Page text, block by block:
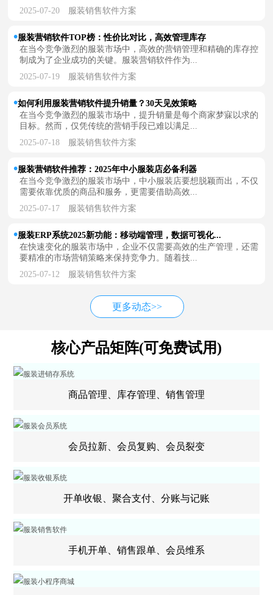
2025-07-20 服装销售软件方案
服装营销软件TOP榜：性价比对比，高效管理库存
在当今竞争激烈的服装市场中，高效的营销管理和精确的库存控
制成为了企业成功的关键。服装营销软件作为...
2025-07-19 服装销售软件方案
如何利用服装营销软件提升销量？30天见效策略
在当今竞争激烈的服装市场中，提升销量是每个商家梦寐以求的
目标。然而，仅凭传统的营销手段已难以满足...
2025-07-18 服装销售软件方案
服装营销软件推荐：2025年中小服装店必备利器
在当今竞争激烈的服装市场中，中小服装店要想脱颖而出，不仅
需要依靠优质的商品和服务，更需要借助高效...
2025-07-17 服装销售软件方案
服装ERP系统2025新功能：移动端管理，数据可视化...
在快速变化的服装市场中，企业不仅需要高效的生产管理，还需
要精准的市场营销策略来保持竞争力。随着技...
2025-07-12 服装销售软件方案
更多动态>>
核心产品矩阵(可免费试用)
商品管理、库存管理、销售管理
会员拉新、会员复购、会员裂变
开单收银、聚合支付、分账与记账
手机开单、销售跟单、会员维系